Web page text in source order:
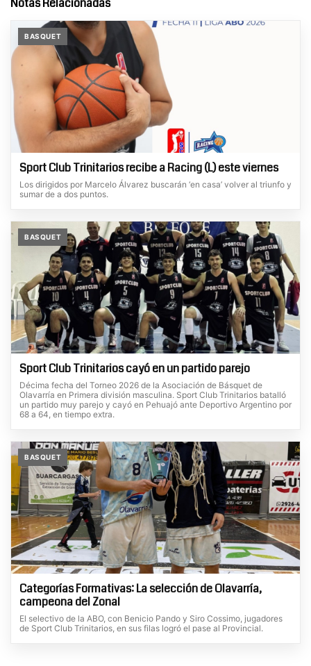
BASQUET
Sport Club Trinitarios recibe a Racing (L) este viernes
Los dirigidos por Marcelo Álvarez buscarán ‘en casa’ volver al triunfo y
sumar de a dos puntos.
BASQUET
Sport Club Trinitarios cayó en un partido parejo
Décima fecha del Torneo 2026 de la Asociación de Básquet de
Olavarría en Primera división masculina. Sport Club Trinitarios batalló
un partido muy parejo y cayó en Pehuajó ante Deportivo Argentino por
68 a 64, en tiempo extra.
BASQUET
Categorías Formativas: La selección de Olavarría,
campeona del Zonal
El selectivo de la ABO, con Benicio Pando y Siro Cossimo, jugadores
de Sport Club Trinitarios, en sus filas logró el pase al Provincial.